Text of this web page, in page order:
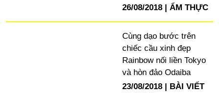
26/08/2018
ẨM THỰC
Cùng dạo bước trên
chiếc cầu xinh đẹp
Rainbow nối liền Tokyo
và hòn đảo Odaiba
23/08/2018
BÀI VIẾT